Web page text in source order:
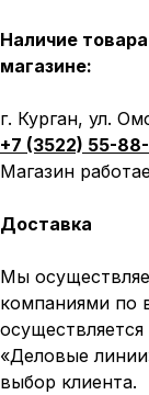
Наличие
магазине:
г. Курган, ул.
+7 (3522) 55-
Магазин
Доставка
Мы
компаниями по
«Деловые
выбор клиента.